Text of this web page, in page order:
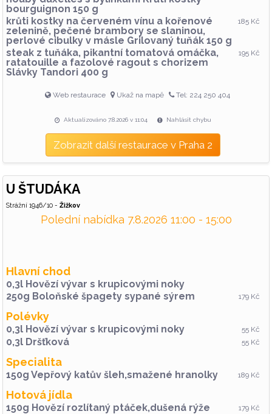
bourguignon 150 g
krůti kostky na červeném vínu a kořenové
zelenině, pečené brambory se slaninou,
perlové cibulky v másle Grilovaný tuňák 150 g
185 Kč
steak z tuňáka, pikantní tomatová omáčka,
ratatouille a fazolové ragout s chorizem
Slávky Tandori 400 g
195 Kč
Web restaurace Ukaž na mapě Tel: 224 250 404
Aktualizováno 7.8.2026 v 11:04 Nahlásit chybu
Zobrazit další restaurace v Praha 2
U ŠTUDÁKA
Strážní 1946/10 - Žižkov
Polední nabídka 7.8.2026 11:00 - 15:00
Hlavní chod
0,3l Hovězí vývar s krupicovými noky
250g Boloňské špagety sypané sýrem
179 Kč
Polévky
0,3l Hovězí vývar s krupicovými noky 55 Kč
0,3l Dršťková 55 Kč
Specialita
150g Vepřový katův šleh,smažené hranolky 189 Kč
Hotová jídla
150g Hovězí rozlítaný ptáček,dušená rýže 179 Kč